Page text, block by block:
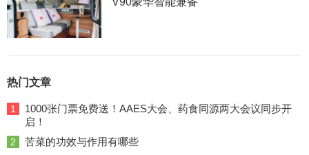
热门文章
1
1000张门票免费送！AAES大会、药食同源两大会议同步开
启！
2 苦菜的功效与作用有哪些